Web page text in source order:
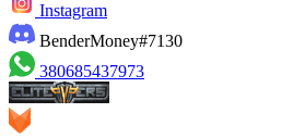
Instagram
BenderMoney#7130
380685437973